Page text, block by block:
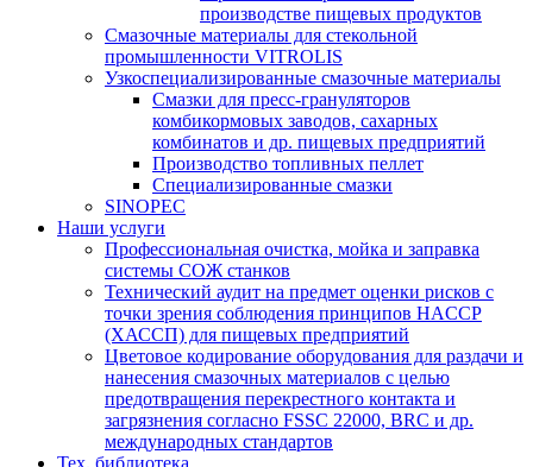
производстве пищевых продуктов
Смазочные материалы для стекольной
промышленности VITROLIS
Узкоспециализированные смазочные материалы
Смазки для пресс-грануляторов
комбикормовых заводов, сахарных
комбинатов и др. пищевых предприятий
Производство топливных пеллет
Специализированные смазки
SINOPEC
Наши услуги
Профессиональная очистка, мойка и заправка
системы СОЖ станков
Технический аудит на предмет оценки рисков с
точки зрения соблюдения принципов HACCP
(ХАССП) для пищевых предприятий
Цветовое кодирование оборудования для раздачи и
нанесения смазочных материалов с целью
предотвращения перекрестного контакта и
загрязнения согласно FSSC 22000, BRC и др.
международных стандартов
Тех. библиотека